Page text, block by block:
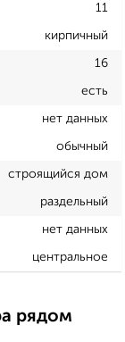
11
кирпичный
16
есть
нет данных
обычный
строящийся дом
раздельный
нет данных
центральное
рядом